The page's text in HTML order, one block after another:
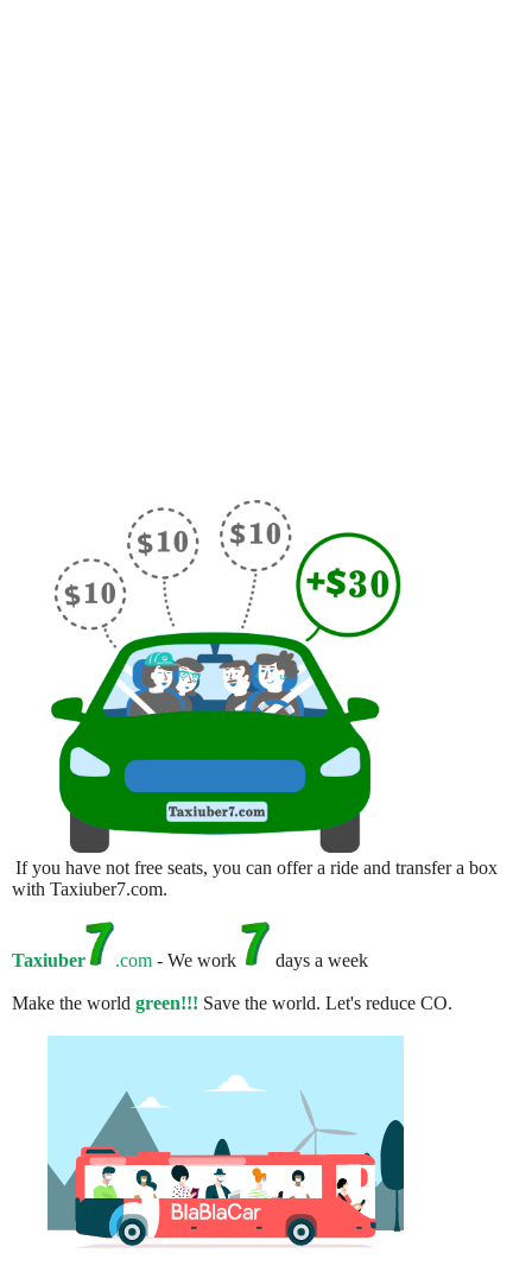
If you have not free seats, you can offer a ride and transfer a box
with Taxiuber7.com.
Taxiuber .com - We work days a week
Make the world green!!! Save the world. Let's reduce CO.